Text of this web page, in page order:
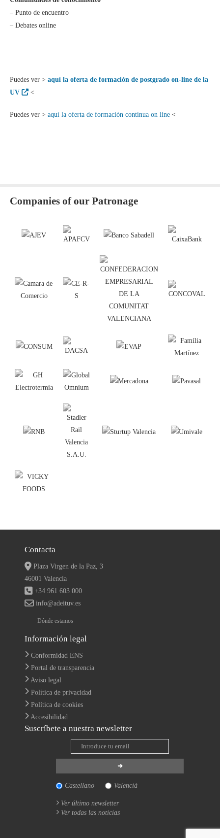
– Punto de encuentro
– Debates online
Puedes ver > aquí la oferta de formación de postgrado on-line de la
UV
<
Puedes ver > aquí la oferta de formación contínua on line <
Companies of our Patronage
Contacta
Plaza Virgen de la Paz, 3
46001 Valencia
+34 961 603 000
info@adeituv.es
Dónde estamos
Información legal
Conformidad ENS
Portal de transparencia
Aviso legal
Política de privacidad
Política de cookies
Accesibilidad
Suscríbete a nuestra newsletter
Castellano Valencià
Ver último newsletter
Ver todas las noticias